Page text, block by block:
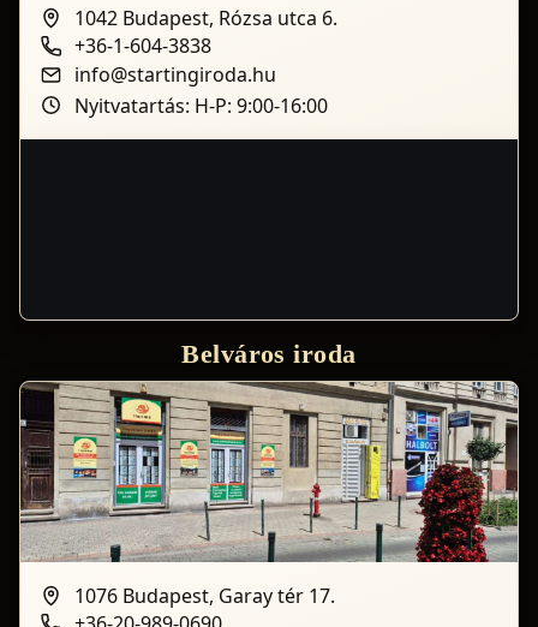
1042 Budapest, Rózsa utca 6.
+36-1-604-3838
info@startingiroda.hu
Nyitvatartás: H-P: 9:00-16:00
Belváros iroda
1076 Budapest, Garay tér 17.